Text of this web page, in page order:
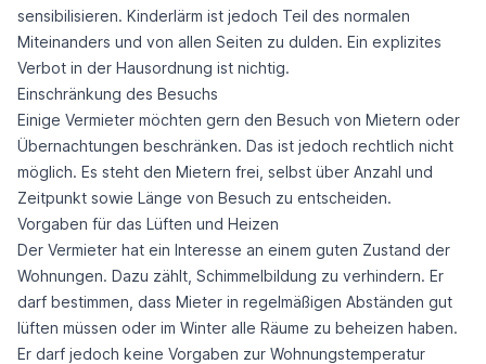
sensibilisieren. Kinderlärm ist jedoch Teil des normalen
Miteinanders und von allen Seiten zu dulden. Ein explizites
Verbot in der Hausordnung ist nichtig.
Einschränkung des Besuchs
Einige Vermieter möchten gern den Besuch von Mietern oder
Übernachtungen beschränken. Das ist jedoch rechtlich nicht
möglich. Es steht den Mietern frei, selbst über Anzahl und
Zeitpunkt sowie Länge von Besuch zu entscheiden.
Vorgaben für das Lüften und Heizen
Der Vermieter hat ein Interesse an einem guten Zustand der
Wohnungen. Dazu zählt, Schimmelbildung zu verhindern. Er
darf bestimmen, dass Mieter in regelmäßigen Abständen gut
lüften müssen oder im Winter alle Räume zu beheizen haben.
Er darf jedoch keine Vorgaben zur Wohnungstemperatur